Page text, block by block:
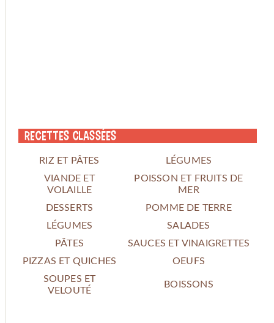
Recettes classées
RIZ ET PÂTES
LÉGUMES
VIANDE ET
VOLAILLE
POISSON ET FRUITS DE
MER
DESSERTS
POMME DE TERRE
LÉGUMES
SALADES
PÂTES
SAUCES ET VINAIGRETTES
PIZZAS ET QUICHES
OEUFS
SOUPES ET
VELOUTÉ
BOISSONS